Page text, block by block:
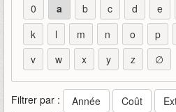
0 a b c d e
k
l m n o p
v
w x y z ∅
Filtrer par : Année Coût